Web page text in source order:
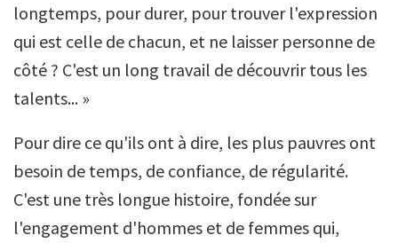
longtemps, pour durer, pour trouver l'expression
qui est celle de chacun, et ne laisser personne de
côté ? C'est un long travail de découvrir tous les
talents... »
Pour dire ce qu'ils ont à dire, les plus pauvres ont
besoin de temps, de confiance, de régularité.
C'est une très longue histoire, fondée sur
l'engagement d'hommes et de femmes qui,